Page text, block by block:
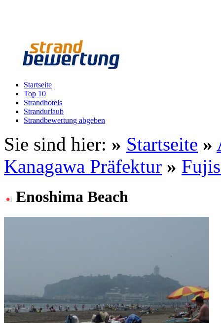
Startseite
Top 10
Strandhotels
Strandurlaub
Strandbewertung abgeben
Sie sind hier: » Startseite »
Kanagawa Präfektur »
Enoshima Beach